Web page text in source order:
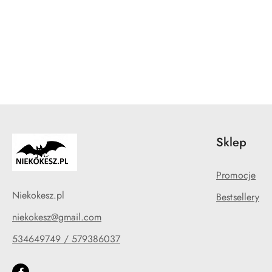
Niekokesz.pl
niekokesz@gmail.com
534649749 / 579386037
Sklep
Promocje
Bestsellery